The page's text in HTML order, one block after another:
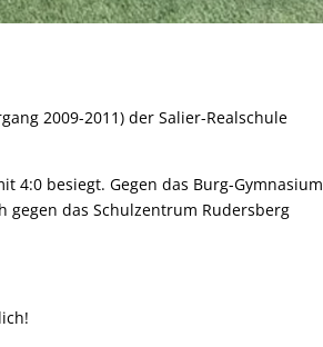
2009-2011) der Salier-Realschule
4:0 besiegt. Gegen das Burg-Gymnasium
gegen das Schulzentrum Rudersberg